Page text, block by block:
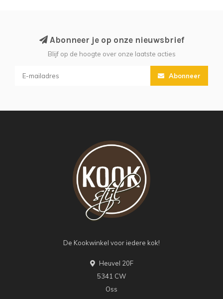
Abonneer je op onze nieuwsbrief
Blijf op de hoogte over onze laatste acties
Abonneer
De Kookwinkel voor iedere kok!
Heuvel 20F
5341 CW
Oss